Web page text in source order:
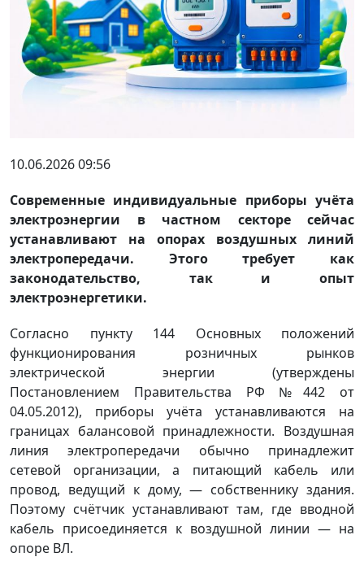
10.06.2026 09:56
Современные индивидуальные приборы учёта
электроэнергии в частном секторе сейчас
устанавливают на опорах воздушных линий
электропередачи. Этого требует как
законодательство, так и опыт
электроэнергетики.
Согласно пункту 144 Основных положений
функционирования розничных рынков
электрической энергии (утверждены
Постановлением Правительства РФ №442 от
04.05.2012), приборы учёта устанавливаются на
границах балансовой принадлежности. Воздушная
линия электропередачи обычно принадлежит
сетевой организации, а питающий кабель или
провод, ведущий к дому, — собственнику здания.
Поэтому счётчик устанавливают там, где вводной
кабель присоединяется к воздушной линии — на
опоре ВЛ.